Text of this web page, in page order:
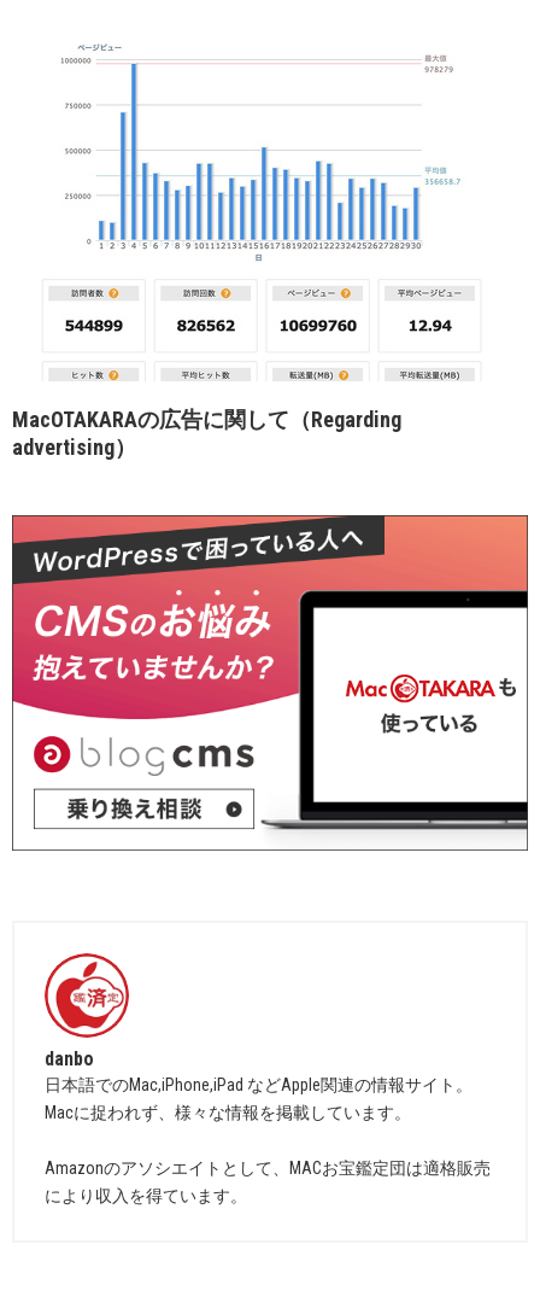
MacOTAKARAの広告に関して（Regarding
advertising）
danbo
日本語でのMac,iPhone,iPad などApple関連の情報サイト。
Macに捉われず、様々な情報を掲載しています。
Amazonのアソシエイトとして、MACお宝鑑定団は適格販売
により収入を得ています。